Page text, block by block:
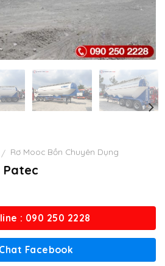
/ Rơ Mooc Bồn Chuyên Dụng
Patec
: 090 250 2228
Chat Facebook